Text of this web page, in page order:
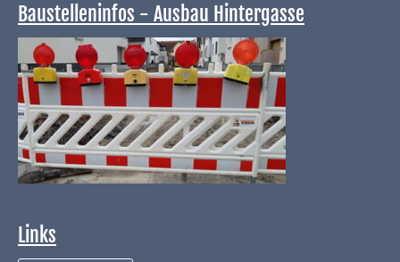
Baustelleninfos - Ausbau Hintergasse
Links